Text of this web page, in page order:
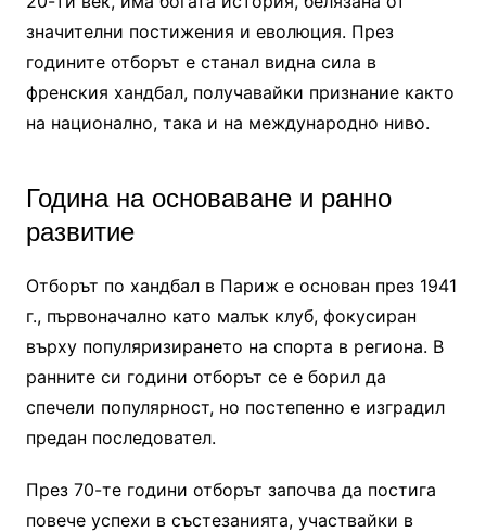
значителни постижения и еволюция. През
годините отборът е станал видна сила в
френския хандбал, получавайки признание както
на национално, така и на международно ниво.
Година на основаване и ранно
развитие
Отборът по хандбал в Париж е основан през 1941
г., първоначално като малък клуб, фокусиран
върху популяризирането на спорта в региона. В
ранните си години отборът се е борил да
спечели популярност, но постепенно е изградил
предан последовател.
През 70-те години отборът започва да постига
повече успехи в състезанията, участвайки в